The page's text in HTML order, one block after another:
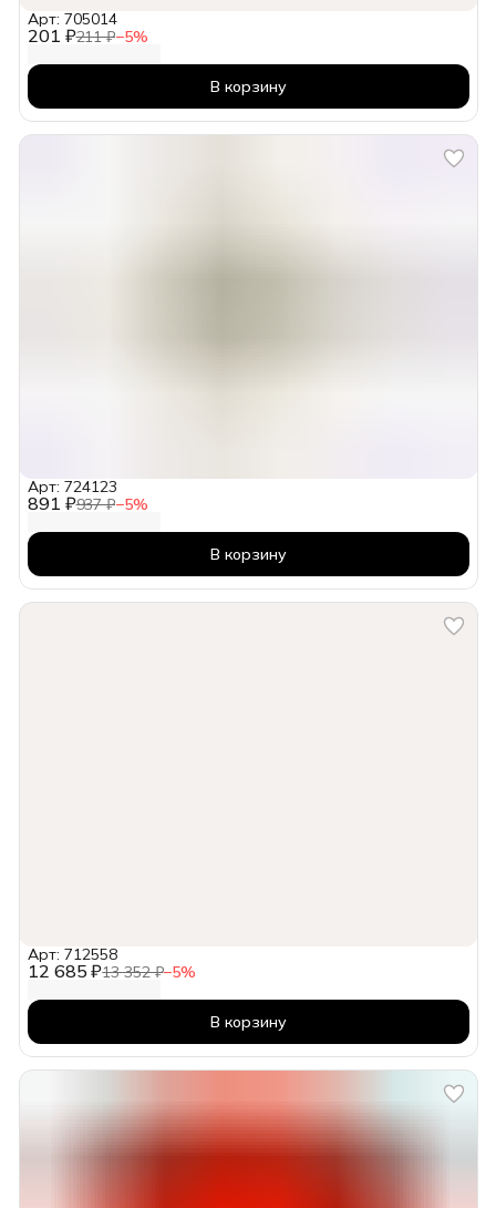
201 ₽211 ₽−5%
Арт: 705014
В корзину
891 ₽937 ₽−5%
Арт: 724123
В корзину
12 685 ₽13 352 ₽−5%
Арт: 712558
В корзину